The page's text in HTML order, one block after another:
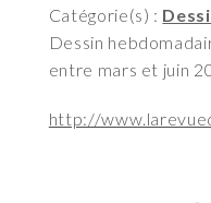
Catégorie(s) :
Dessin
entre mars et juin
http://